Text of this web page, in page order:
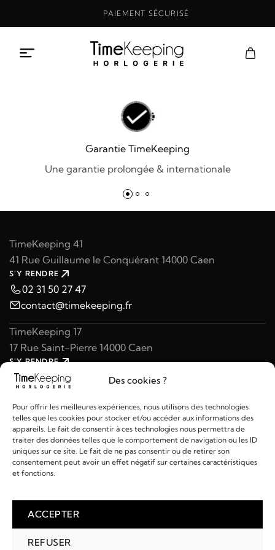
Des cookies ?
Pour offrir les meilleures expériences, nous utilisons des technologies
telles que les cookies pour stocker et/ou accéder aux informations des
appareils. Le fait de consentir à ces technologies nous permettra de
traiter des données telles que le comportement de navigation ou les ID
uniques sur ce site. Le fait de ne pas consentir ou de retirer son
consentement peut avoir un effet négatif sur certaines caractéristiques
et fonctions.
ACCEPTER
REFUSER
PAIEMENT SÉCURISÉ
Garantie TimeKeeping
Une garantie prolongée & internationale
TimeKeeping 41
41 Rue Guillaume le Conquérant 14000 Caen
S'Y RENDRE
02 31 50 27 47
contact@timekeeping.fr
TimeKeeping 17
17 Rue Saint-Pierre 14000 Caen
S'Y RENDRE
02 31 47 49 97
contact@timekeeping.fr
Liens utiles
2026 © TIMEKEEPING - Réalisé par